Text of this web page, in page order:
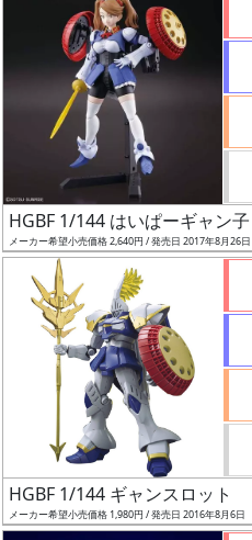
ド
グ
レ
ル
HGBF 1/144 はいぱーギャン子
メーカー希望小売価格 2,640円 / 発売日 2017年8月26日
HGBF 1/144 ギャンスロット
メーカー希望小売価格 1,980円 / 発売日 2016年8月6日